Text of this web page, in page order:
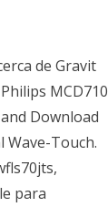
de Gravit
MCD710
Download
Wave-Touch.
para